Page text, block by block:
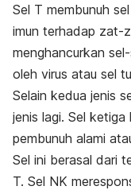
Sel T membunuh
imun terhadap zat-
menghancurkan
oleh virus atau sel
Selain kedua jenis
jenis lagi. Sel
pembunuh alami
Sel ini berasal dari
T. Sel NK